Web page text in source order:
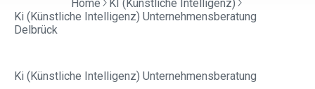
Home
KI (Künstliche Intelligenz)
Ki (Künstliche Intelligenz) Unternehmensberatung
Delbrück
Ki (Künstliche Intelligenz) Unternehmensberatung